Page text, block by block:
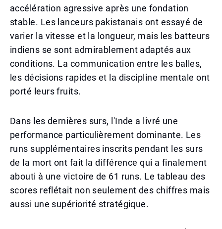
accélération agressive après une fondation
stable. Les lanceurs pakistanais ont essayé de
varier la vitesse et la longueur, mais les batteurs
indiens se sont admirablement adaptés aux
conditions. La communication entre les balles,
les décisions rapides et la discipline mentale ont
porté leurs fruits.
Dans les dernières surs, l'Inde a livré une
performance particulièrement dominante. Les
runs supplémentaires inscrits pendant les surs
de la mort ont fait la différence qui a finalement
abouti à une victoire de 61 runs. Le tableau des
scores reflétait non seulement des chiffres mais
aussi une supériorité stratégique.